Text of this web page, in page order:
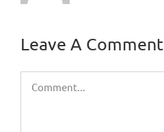
Leave A Comment